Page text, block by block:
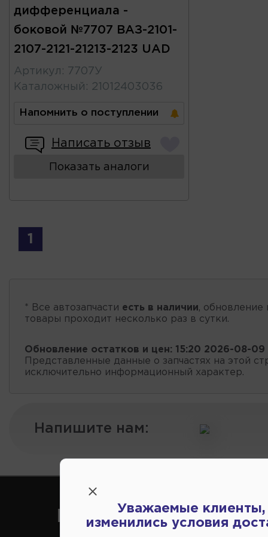
дифференциала -
боковой №7707 ВАЗ-2101-
2107-2121-21213-2123 UAD
Артикул :
7707У
Каталожный : 21012403036
Напомнить о поступлении
Написать отзыв
Показать аналоги
1
* Все автозапчасти есть в наличии, обновление
товары проходит несколько раз в сутки.
Обновление остатков и цен: 15:20 2026-08-09
Представленные данные о запчастях на этой
исключительно информационный характер.
Напишите нам:
Как нас найти
Уважаемые клиенты,
изменились условия